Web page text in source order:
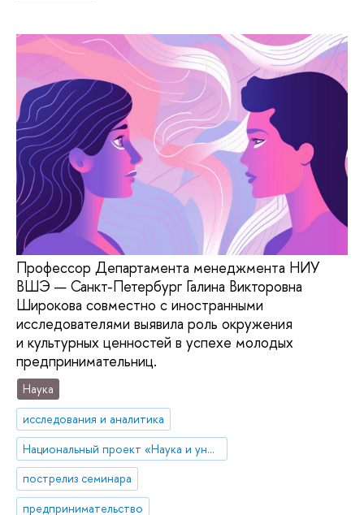
Профессор Департамента менеджмента НИУ
ВШЭ — Санкт-Петербург Галина Викторовна
Широкова совместно с иностранными
исследователями выявила роль окружения
и культурных ценностей в успехе молодых
предпринимательниц.
Наука
исследования и аналитика
Национальный проект «Наука и университеты»
пострелиз семинара
предпринимательство